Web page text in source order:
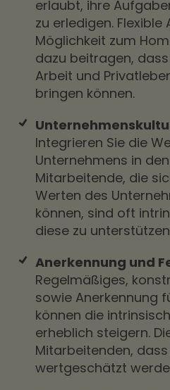
erlaubt, ihre
zu erledigen.
Möglichkeit zum
dazu beitragen,
Arbeit und
bringen können.
Integrieren Sie die
Unternehmens in
Mitarbeitende, die
Werten des
können, sind oft
diese zu
Anerkennung und
Regelmäßiges,
sowie Anerkennung
können die
erheblich steigern.
Mitarbeitenden,
wertgeschätzt